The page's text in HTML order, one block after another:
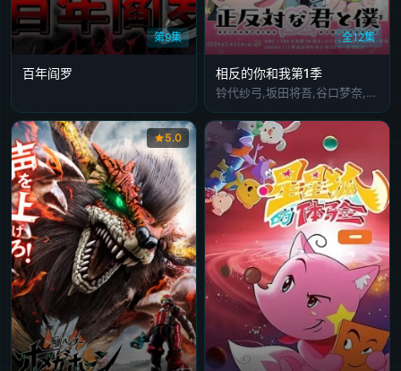
第9集
百年阎罗
全12集
相反的你和我第1季
铃代纱弓,坂田将吾,谷口梦奈,平林瑚夏,岩田安吉,岛袋美由利,加藤涉,大森心,楠木灯
5.0